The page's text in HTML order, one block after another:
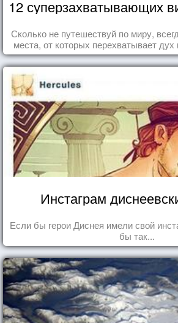
12 суперзахватывающих
Сколько не путешествуй по миру,
места, от которых перехватывает дух
Инстаграм
Если бы герои Диснея имели свой
бы так...